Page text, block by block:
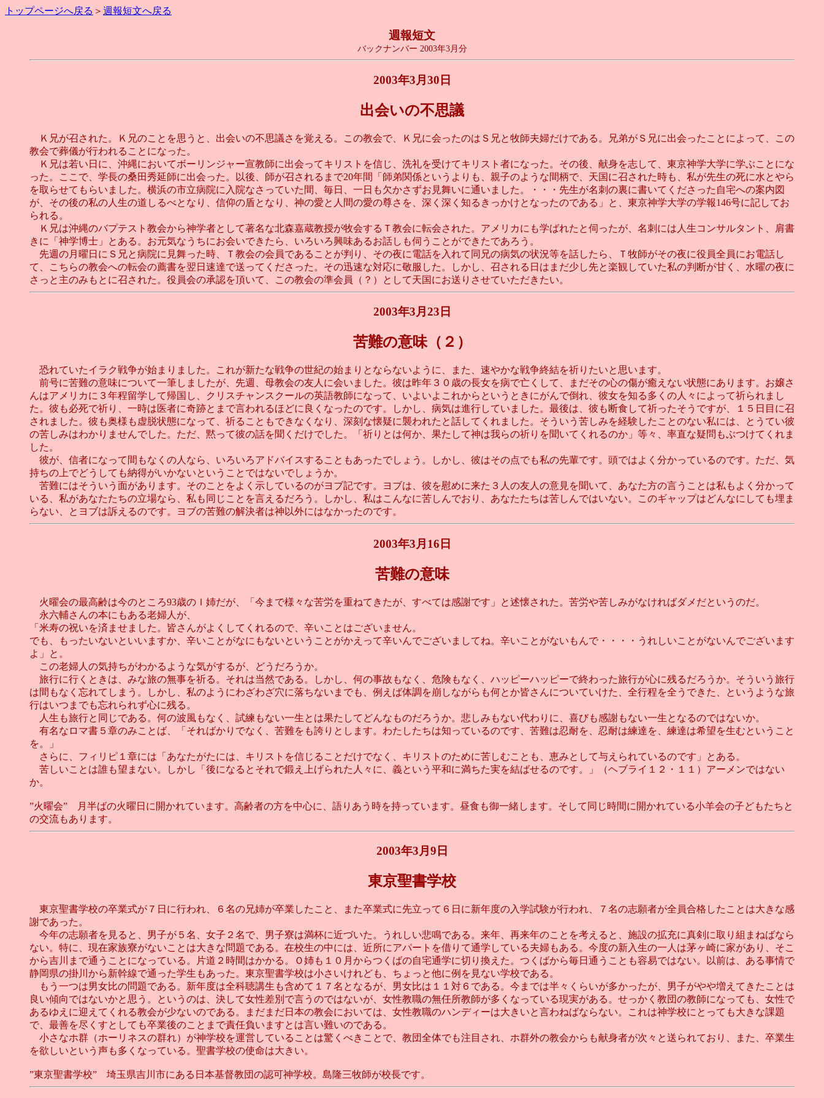
トップページへ戻る ＞ 週報短文へ戻る
週報短文
バックナンバー 2003年3月分
2003年3月30日
出会いの不思議
Ｋ兄が召された。Ｋ兄のことを思うと、出会いの不思議さを覚える。この教会で、Ｋ兄に会ったのはＳ兄と牧師夫婦だけである。兄弟がＳ兄に出会ったことによって、この
教会で葬儀が行われることになった。
Ｋ兄は若い日に、沖縄においてボーリンジャー宣教師に出会ってキリストを信じ、洗礼を受けてキリスト者になった。その後、献身を志して、東京神学大学に学ぶことにな
った。ここで、学長の桑田秀延師に出会った。以後、師が召されるまで20年間「師弟関係というよりも、親子のような間柄で、天国に召された時も、私が先生の死に水とやら
を取らせてもらいました。横浜の市立病院に入院なさっていた間、毎日、一日も欠かさずお見舞いに通いました。・・・先生が名刺の裏に書いてくださった自宅への案内図
が、その後の私の人生の道しるべとなり、信仰の盾となり、神の愛と人間の愛の尊さを、深く深く知るきっかけとなったのである」と、東京神学大学の学報146号に記してお
られる。
Ｋ兄は沖縄のバプテスト教会から神学者として著名な北森嘉蔵教授が牧会するＴ教会に転会された。アメリカにも学ばれたと伺ったが、名刺には人生コンサルタント、肩書
きに「神学博士」とある。お元気なうちにお会いできたら、いろいろ興味あるお話しも伺うことができたであろう。
先週の月曜日にＳ兄と病院に見舞った時、Ｔ教会の会員であることが判り、その夜に電話を入れて同兄の病気の状況等を話したら、Ｔ牧師がその夜に役員全員にお電話し
て、こちらの教会への転会の薦書を翌日速達で送ってくださった。その迅速な対応に敬服した。しかし、召される日はまだ少し先と楽観していた私の判断が甘く、水曜の夜に
さっと主のみもとに召された。役員会の承認を頂いて、この教会の準会員（？）として天国にお送りさせていただきたい。
2003年3月23日
苦難の意味（２）
恐れていたイラク戦争が始まりました。これが新たな戦争の世紀の始まりとならないように、また、速やかな戦争終結を祈りたいと思います。
前号に苦難の意味について一筆しましたが、先週、母教会の友人に会いました。彼は昨年３０歳の長女を病で亡くして、まだその心の傷が癒えない状態にあります。お嬢さ
んはアメリカに３年程留学して帰国し、クリスチャンスクールの英語教師になって、いよいよこれからというときにがんで倒れ、彼女を知る多くの人々によって祈られまし
た。彼も必死で祈り、一時は医者に奇跡とまで言われるほどに良くなったのです。しかし、病気は進行していました。最後は、彼も断食して祈ったそうですが、１５日目に召
されました。彼も奥様も虚脱状態になって、祈ることもできなくなり、深刻な懐疑に襲われたと話してくれました。そういう苦しみを経験したことのない私には、とうてい彼
の苦しみはわかりませんでした。ただ、黙って彼の話を聞くだけでした。「祈りとは何か、果たして神は我らの祈りを聞いてくれるのか」等々、率直な疑問もぶつけてくれま
した。
彼が、信者になって間もなくの人なら、いろいろアドバイスすることもあったでしょう。しかし、彼はその点でも私の先輩です。頭ではよく分かっているのです。ただ、気
持ちの上でどうしても納得がいかないということではないでしょうか。
苦難にはそういう面があります。そのことをよく示しているのがヨブ記です。ヨブは、彼を慰めに来た３人の友人の意見を聞いて、あなた方の言うことは私もよく分かって
いる、私があなたたちの立場なら、私も同じことを言えるだろう。しかし、私はこんなに苦しんでおり、あなたたちは苦しんではいない。このギャップはどんなにしても埋ま
らない、とヨブは訴えるのです。ヨブの苦難の解決者は神以外にはなかったのです。
2003年3月16日
苦難の意味
火曜会の最高齢は今のところ93歳のＩ姉だが、「今まで様々な苦労を重ねてきたが、すべては感謝です」と述懐された。苦労や苦しみがなければダメだというのだ。
永六輔さんの本にもある老婦人が、
「米寿の祝いを済ませました。皆さんがよくしてくれるので、辛いことはございません。
でも、もったいないといいますか、辛いことがなにもないということがかえって辛いんでございましてね。辛いことがないもんで・・・・うれしいことがないんでございます
よ」と。
この老婦人の気持ちがわかるような気がするが、どうだろうか。
旅行に行くときは、みな旅の無事を祈る。それは当然である。しかし、何の事故もなく、危険もなく、ハッピーハッピーで終わった旅行が心に残るだろうか。そういう旅行
は間もなく忘れてしまう。しかし、私のようにわざわざ穴に落ちないまでも、例えば体調を崩しながらも何とか皆さんについていけた、全行程を全うできた、というような旅
行はいつまでも忘れられず心に残る。
人生も旅行と同じである。何の波風もなく、試練もない一生とは果たしてどんなものだろうか。悲しみもない代わりに、喜びも感謝もない一生となるのではないか。
有名なロマ書５章のみことば、「そればかりでなく、苦難をも誇りとします。わたしたちは知っているのです、苦難は忍耐を、忍耐は練達を、練達は希望を生むということ
を。」
さらに、フィリピ１章には「あなたがたには、キリストを信じることだけでなく、キリストのために苦しむことも、恵みとして与えられているのです」とある。
苦しいことは誰も望まない。しかし「後になるとそれで鍛え上げられた人々に、義という平和に満ちた実を結ばせるのです。」（ヘブライ１２・１１）アーメンではない
か。
”火曜会” 月半ばの火曜日に開かれています。高齢者の方を中心に、語りあう時を持っています。昼食も御一緒します。そして同じ時間に開かれている小羊会の子どもたちと
の交流もあります。
2003年3月9日
東京聖書学校
東京聖書学校の卒業式が７日に行われ、６名の兄姉が卒業したこと、また卒業式に先立って６日に新年度の入学試験が行われ、７名の志願者が全員合格したことは大きな感
謝であった。
今年の志願者を見ると、男子が５名、女子２名で、男子寮は満杯に近づいた。うれしい悲鳴である。来年、再来年のことを考えると、施設の拡充に真剣に取り組まねばなら
ない。特に、現在家族寮がないことは大きな問題である。在校生の中には、近所にアパートを借りて通学している夫婦もある。今度の新入生の一人は茅ヶ崎に家があり、そこ
から吉川まで通うことになっている。片道２時間はかかる。Ｏ姉も１０月からつくばの自宅通学に切り換えた。つくばから毎日通うことも容易ではない。以前は、ある事情で
静岡県の掛川から新幹線で通った学生もあった。東京聖書学校は小さいけれども、ちょっと他に例を見ない学校である。
もう一つは男女比の問題である。新年度は全科聴講生も含めて１７名となるが、男女比は１１対６である。今までは半々くらいが多かったが、男子がやや増えてきたことは
良い傾向ではないかと思う。というのは、決して女性差別で言うのではないが、女性教職の無任所教師が多くなっている現実がある。せっかく教団の教師になっても、女性で
あるゆえに迎えてくれる教会が少ないのである。まだまだ日本の教会においては、女性教職のハンディーは大きいと言わねばならない。これは神学校にとっても大きな課題
で、最善を尽くすとしても卒業後のことまで責任負いますとは言い難いのである。
小さなホ群（ホーリネスの群れ）が神学校を運営していることは驚くべきことで、教団全体でも注目され、ホ群外の教会からも献身者が次々と送られており、また、卒業生
を欲しいという声も多くなっている。聖書学校の使命は大きい。
”東京聖書学校” 埼玉県吉川市にある日本基督教団の認可神学校。島隆三牧師が校長です。